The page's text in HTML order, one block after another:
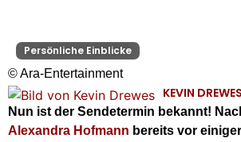
Persönliche Einblicke
© Ara-Entertainment
KEVIN DREWES
Nun ist der Sendetermin bekannt!
Alexandra Hofmann bereits vor